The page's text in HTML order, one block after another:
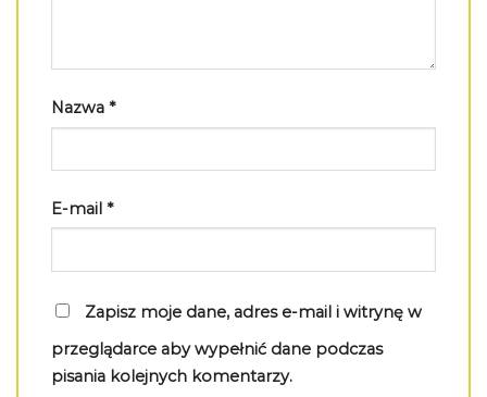
Nazwa *
E-mail *
Zapisz moje dane, adres e-mail i witrynę w
przeglądarce aby wypełnić dane podczas
pisania kolejnych komentarzy.